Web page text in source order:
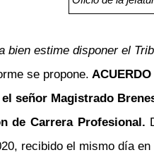
bien estime disponer el
se propone.
señor Magistrado
de Carrera Profesional.
recibido el mismo día